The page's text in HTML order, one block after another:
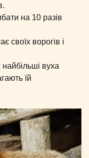
на 10 разів
своїх ворогів і
вуха
їй